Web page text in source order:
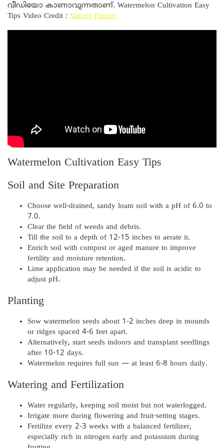
വീഡിയോ കാണാവുന്നതാണ്. Watermelon Cultivation Easy
Tips Video Credit : Variety Farmer
Watermelon Cultivation Easy Tips
Soil and Site Preparation
Choose well-drained, sandy loam soil with a pH of 6.0 to
7.0.
Clear the field of weeds and debris.
Till the soil to a depth of 12-15 inches to aerate it.
Enrich soil with compost or aged manure to improve
fertility and moisture retention.
Lime application may be needed if the soil is acidic to
adjust pH.
Planting
Sow watermelon seeds about 1-2 inches deep in mounds
or ridges spaced 4-6 feet apart.
Alternatively, start seeds indoors and transplant seedlings
after 10-12 days.
Watermelon requires full sun — at least 6-8 hours daily.
Watering and Fertilization
Water regularly, keeping soil moist but not waterlogged.
Irrigate more during flowering and fruit-setting stages.
Fertilize every 2-3 weeks with a balanced fertilizer,
especially rich in nitrogen early and potassium during